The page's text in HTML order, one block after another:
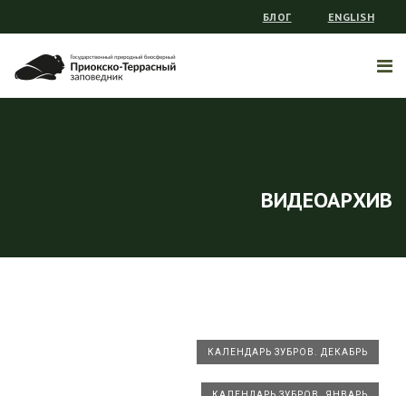
БЛОГ ENGLISH
ВИДЕОАРХИВ
КАЛЕНДАРЬ ЗУБРОВ. ДЕКАБРЬ